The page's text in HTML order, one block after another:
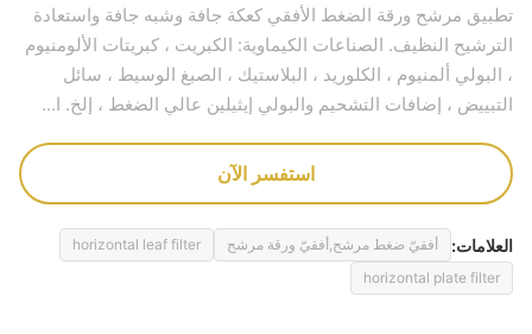
تطبيق مرشح ورقة الضغط الأفقي كعكة جافة وشبه جافة واستعادة
الترشيح النظيف. الصناعات الكيماوية: الكبريت ، كبريتات الألومنيوم
، البولي ألمنيوم ، الكلوريد ، البلاستيك ، الصبغ الوسيط ، سائل
التبييض ، إضافات التشحيم والبولي إيثيلين عالي الضغط ، إلخ. ا...
استفسر الآن
العلامات: أفقيّ ضغط مرشح,أفقيّ ورقة مرشح
horizontal leaf filter
horizontal plate filter